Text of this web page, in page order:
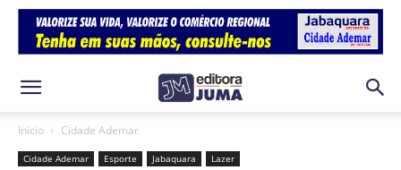
Início Cidade Ademar
Cidade Ademar Esporte Jabaquara Lazer